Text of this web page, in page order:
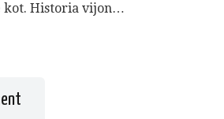
kot. Historia vijon…